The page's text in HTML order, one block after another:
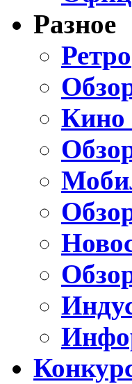
Разное
Ретро
Кино